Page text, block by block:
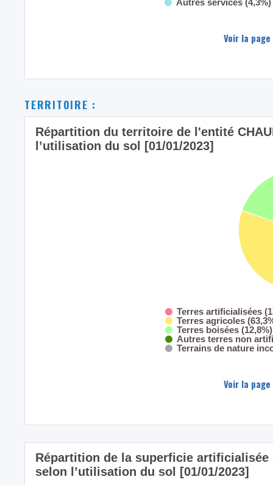
Voir la
TERRITOIRE :
Répartition du territoire de l'entité
l’utilisation du sol [01/01/2023]
Terres artificialisées
Terres agricoles
Terres boisées (12,8%)
Autres terres non
Terrains de nature
Voir la
Répartition de la superficie artificialisée
selon l’utilisation du sol [01/01/2023]